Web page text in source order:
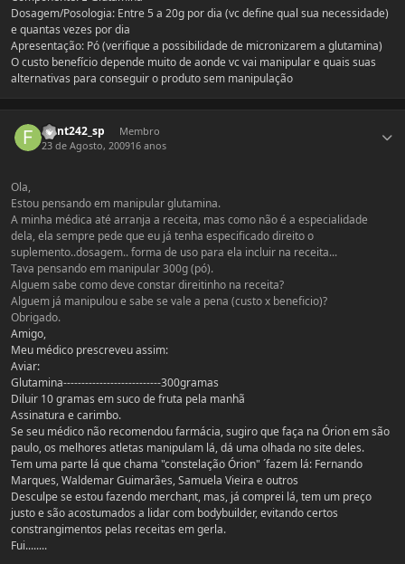
Dosagem/Posologia: Entre 5 a 20g por dia (vc define qual sua necessidade)
e quantas vezes por dia
Apresentação: Pó (verifique a possibilidade de micronizarem a glutamina)
O custo benefício depende muito de aonde vc vai manipular e quais suas
alternativas para conseguir o produto sem manipulação
front242_sp
Membro
23 de Agosto, 200916 anos
Ola,
Estou pensando em manipular glutamina.
A minha médica até arranja a receita, mas como não é a especialidade
dela, ela sempre pede que eu já tenha especificado direito o
suplemento..dosagem.. forma de uso para ela incluir na receita...
Tava pensando em manipular 300g (pó).
Alguem sabe como deve constar direitinho na receita?
Alguem já manipulou e sabe se vale a pena (custo x beneficio)?
Obrigado.
Amigo,
Meu médico prescreveu assim:
Aviar:
Glutamina---------------------------300gramas
Diluir 10 gramas em suco de fruta pela manhã
Assinatura e carimbo.
Se seu médico não recomendou farmácia, sugiro que faça na Órion em são
paulo, os melhores atletas manipulam lá, dá uma olhada no site deles.
Tem uma parte lá que chama "constelação Órion" ´fazem lá: Fernando
Marques, Waldemar Guimarães, Samuela Vieira e outros
Desculpe se estou fazendo merchant, mas, já comprei lá, tem um preço
justo e são acostumados a lidar com bodybuilder, evitando certos
constrangimentos pelas receitas em gerla.
Fui........